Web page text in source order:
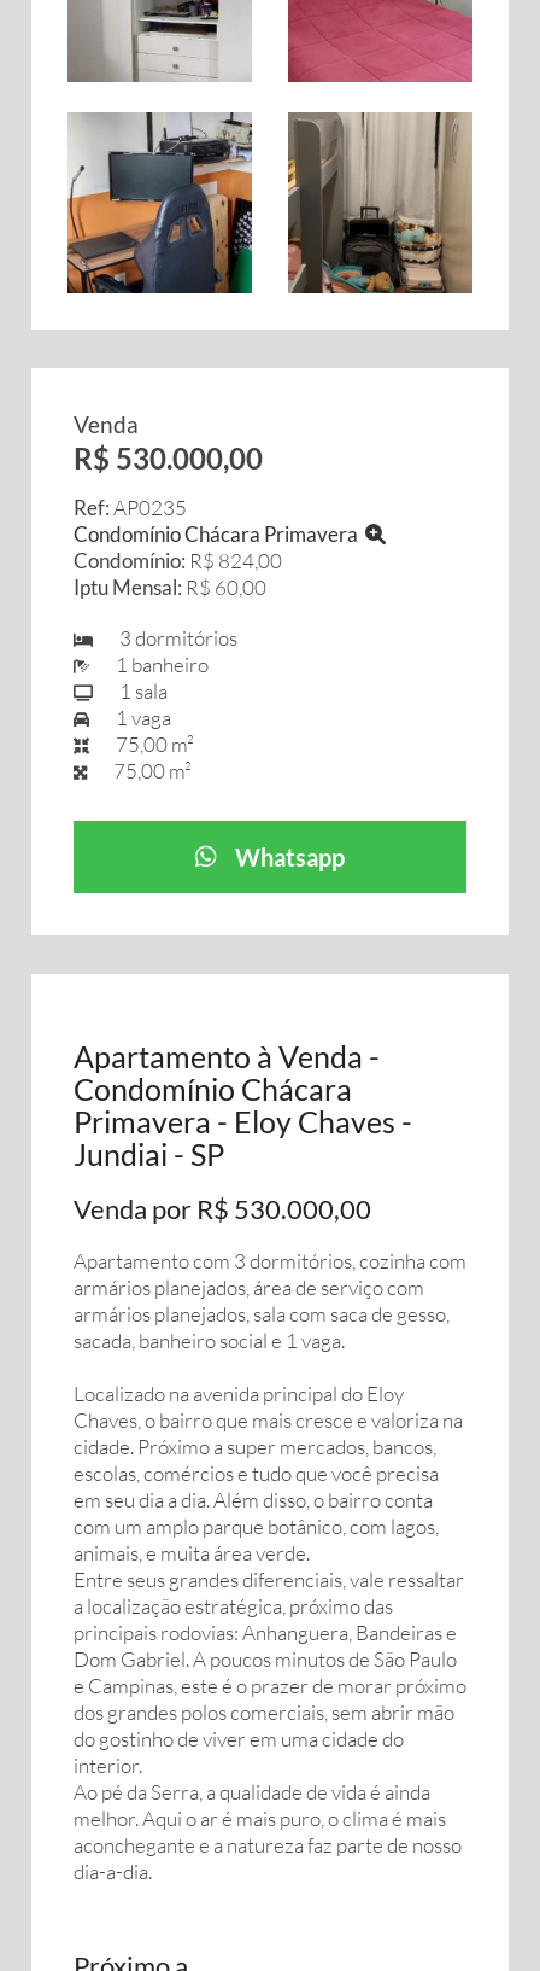
Venda
R$ 530.000,00
Ref:AP0235
Condomínio Chácara Primavera
Condomínio: R$ 824,00
Iptu Mensal: R$ 60,00
3 dormitórios
1 banheiro
1 sala
1 vaga
75,00 m²
75,00 m²
Whatsapp
Apartamento à Venda -
Condomínio Chácara
Primavera - Eloy Chaves -
Jundiai - SP
Venda por R$ 530.000,00
Apartamento com 3 dormitórios, cozinha com
armários planejados, área de serviço com
armários planejados, sala com saca de gesso,
sacada, banheiro social e 1 vaga.
Localizado na avenida principal do Eloy
Chaves, o bairro que mais cresce e valoriza na
cidade. Próximo a super mercados, bancos,
escolas, comércios e tudo que você precisa
em seu dia a dia. Além disso, o bairro conta
com um amplo parque botânico, com lagos,
animais, e muita área verde.
Entre seus grandes diferenciais, vale ressaltar
a localização estratégica, próximo das
principais rodovias: Anhanguera, Bandeiras e
Dom Gabriel. A poucos minutos de São Paulo
e Campinas, este é o prazer de morar próximo
dos grandes polos comerciais, sem abrir mão
do gostinho de viver em uma cidade do
interior.
Ao pé da Serra, a qualidade de vida é ainda
melhor. Aqui o ar é mais puro, o clima é mais
aconchegante e a natureza faz parte de nosso
dia-a-dia.